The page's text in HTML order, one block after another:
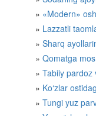
«Modern»
Lazzatli
Sharq
​Qomatga
Tabiiy pardoz
​Ko‘zlar
Tungi yuz